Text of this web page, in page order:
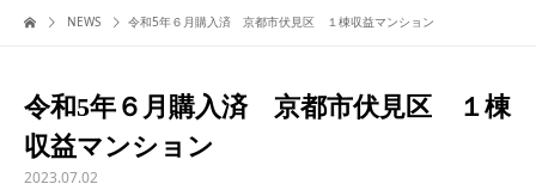
NEWS 令和5年６月購入済 京都市伏見区 １棟収益マンション
令和5年６月購入済 京都市伏見区 １棟
収益マンション
2023.07.02